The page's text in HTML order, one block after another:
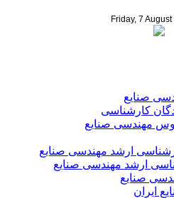
Friday, 7
صنایع
کارشناسی
مهندسی صنایع
ارشد مهندسی صنایع
ارشد مهندسی صنایع
صنایع
ایران